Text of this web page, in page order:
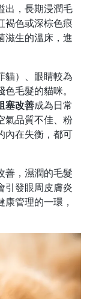
出，長期浸潤毛
褐色或深棕色痕
滋生的溫床，進
貓）、眼睛較為
毛髮的貓咪。
塞改善成為日常
氣品質不佳、粉
內在失衡，都可
善，濕潤的毛髮
引發眼周皮膚炎
管理的一環，